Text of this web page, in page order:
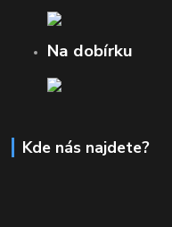
Na dobírku
Kde nás najdete?